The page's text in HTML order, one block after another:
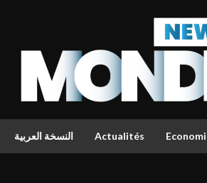
النسخة العربية Actualités